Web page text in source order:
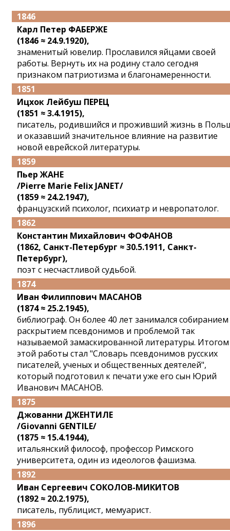
1846
Карл Петер ФАБЕРЖЕ
(1846 ≈ 24.9.1920),
знаменитый ювелир. Прославился яйцами своей
работы. Вернуть их на родину стало сегодня
признаком патриотизма и благонамеренности.
1851
Ицхок Лейбуш ПЕРЕЦ
(1851 ≈ 3.4.1915),
писатель, родившийся и проживший жизнь в
и оказавший значительное влияние на развитие
новой еврейской литературы.
1859
Пьер ЖАНЕ
/Pierre Marie Felix JANET/
(1859 ≈ 24.2.1947),
французский психолог, психиатр и невропатолог.
1862
Константин Михайлович ФОФАНОВ
(1862, Санкт-Петербург ≈ 30.5.1911, Санкт-
Петербург),
поэт с несчастливой судьбой.
1874
Иван Филиппович МАСАНОВ
(1874 ≈ 25.2.1945),
библиограф. Он более 40 лет занимался
раскрытием псевдонимов и проблемой так
называемой замаскированной литературы. Итогом
этой работы стал "Словарь псевдонимов русских
писателей, ученых и общественных деятелей",
который подготовил к печати уже его сын Юрий
Иванович МАСАНОВ.
1875
Джованни ДЖЕНТИЛЕ
/Giovanni GENTILE/
(1875 ≈ 15.4.1944),
итальянский философ, профессор Римского
университета, один из идеологов фашизма.
1892
Иван Сергеевич СОКОЛОВ-МИКИТОВ
(1892 ≈ 20.2.1975),
писатель, публицист, мемуарист.
1896